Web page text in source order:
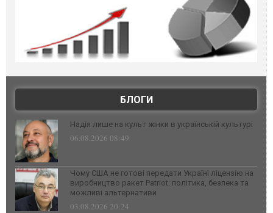
БЛОГИ
Надія лише на культ жінки в українській культурі
06.08.2026 08:49
Чому США не готові передати Україні ліцензію на
виробництво ракет Patriot: політика, безпека та
можливі альтернативи
03.08.2026 20:24